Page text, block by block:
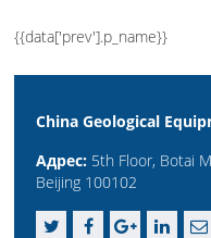
{{data['prev'].p_name}}
China Geological
Адрес: 5th Floor, Botai
Beijing 100102